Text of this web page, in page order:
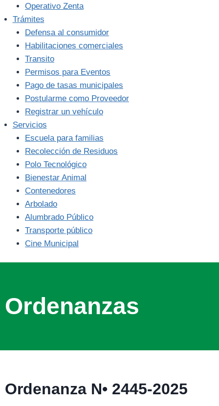
Operativo Zenta
Trámites
Defensa al consumidor
Habilitaciones comerciales
Transito
Permisos para Eventos
Pago de tasas municipales
Postularme como Proveedor
Registrar un vehículo
Servicios
Escuela para familias
Recolección de Residuos
Polo Tecnológico
Bienestar Animal
Contenedores
Arbolado
Alumbrado Público
Transporte público
Cine Municipal
Ordenanzas
Ordenanza N• 2445-2025